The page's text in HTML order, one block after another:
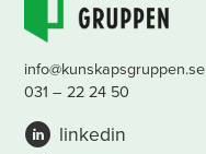
info@kunskapsgruppen.se
031 – 22 24 50
linkedin